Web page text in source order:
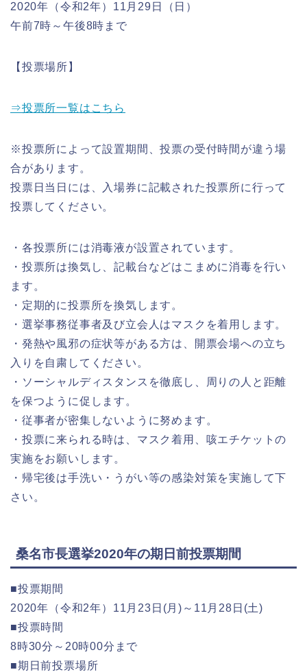
2020年（令和2年）11月29日（日）
午前7時～午後8時まで
【投票場所】
⇒投票所一覧はこちら
※投票所によって設置期間、投票の受付時間が違う場
合があります。
投票日当日には、入場券に記載された投票所に行って
投票してください。
・各投票所には消毒液が設置されています。
・投票所は換気し、記載台などはこまめに消毒を行い
ます。
・定期的に投票所を換気します。
・選挙事務従事者及び立会人はマスクを着用します。
・発熱や風邪の症状等がある方は、開票会場への立ち
入りを自粛してください。
・ソーシャルディスタンスを徹底し、周りの人と距離
を保つように促します。
・従事者が密集しないように努めます。
・投票に来られる時は、マスク着用、咳エチケットの
実施をお願いします。
・帰宅後は手洗い・うがい等の感染対策を実施して下
さい。
桑名市長選挙2020年の期日前投票期間
■投票期間
2020年（令和2年）11月23日(月)～11月28日(土)
■投票時間
8時30分～20時00分まで
■期日前投票場所